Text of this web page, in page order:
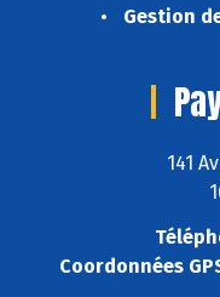
Gestion
141
Coordonnées